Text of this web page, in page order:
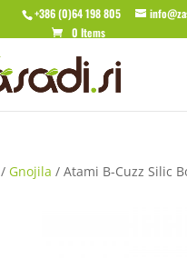
+386 (0)64 198 805
0 Items
Gnojila / Atami B-Cuzz Silic